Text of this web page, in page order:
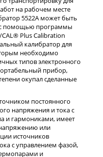
на рабочем месте
5522A может быть
с помощью программы
Plus Calibration
калибратор для
необходимо
типов электронного
прибор,
окупал сделанные
постоянного
напряжения и тока с
и гармониками, имеет
или
источников
с управлением фазой,
и